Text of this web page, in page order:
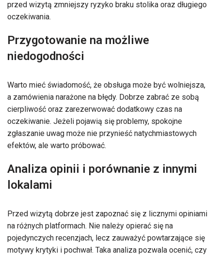
przed wizytą zmniejszy ryzyko braku stolika oraz długiego
oczekiwania.
Przygotowanie na możliwe
niedogodności
Warto mieć świadomość, że obsługa może być wolniejsza,
a zamówienia narażone na błędy. Dobrze zabrać ze sobą
cierpliwość oraz zarezerwować dodatkowy czas na
oczekiwanie. Jeżeli pojawią się problemy, spokojne
zgłaszanie uwag może nie przynieść natychmiastowych
efektów, ale warto próbować.
Analiza opinii i porównanie z innymi
lokalami
Przed wizytą dobrze jest zapoznać się z licznymi opiniami
na różnych platformach. Nie należy opierać się na
pojedynczych recenzjach, lecz zauważyć powtarzające się
motywy krytyki i pochwał. Taka analiza pozwala ocenić, czy